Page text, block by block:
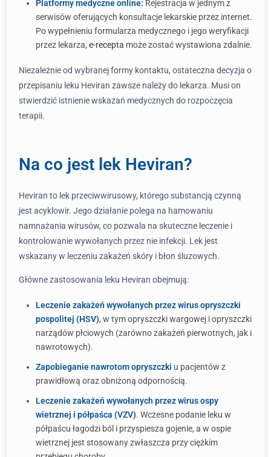
Platformy medyczne online: Rejestracja w jednym z
serwisów oferujących konsultacje lekarskie przez internet.
Po wypełnieniu formularza medycznego i jego weryfikacji
przez lekarza, e-recepta może zostać wystawiona zdalnie.
Niezależnie od wybranej formy kontaktu, ostateczna decyzja o
przepisaniu leku Heviran zawsze należy do lekarza. Musi on
stwierdzić istnienie wskazań medycznych do rozpoczęcia
terapii.
Na co jest lek Heviran?
Heviran to lek przeciwwirusowy, którego substancją czynną
jest acyklowir. Jego działanie polega na hamowaniu
namnażania wirusów, co pozwala na skuteczne leczenie i
kontrolowanie wywołanych przez nie infekcji. Lek jest
wskazany w leczeniu zakażeń skóry i błon śluzowych.
Główne zastosowania leku Heviran obejmują:
Leczenie zakażeń wywołanych przez wirus opryszczki
pospolitej (HSV), w tym opryszczki wargowej i opryszczki
narządów płciowych (zarówno zakażeń pierwotnych, jak i
nawrotowych).
Zapobieganie nawrotom opryszczki u pacjentów z
prawidłową oraz obniżoną odpornością.
Leczenie zakażeń wywołanych przez wirus ospy
wietrznej i półpaśca (VZV). Wczesne podanie leku w
półpaścu łagodzi ból i przyspiesza gojenie, a w ospie
wietrznej jest stosowany zwłaszcza przy ciężkim